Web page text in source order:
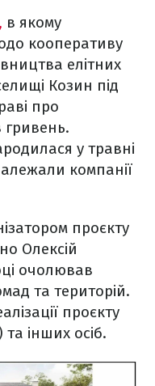
в якому
кооперативу
елітних
Козин під
про
гривень.
у травні
компанії
проєкту
Олексій
очолював
та територій.
проєкту
інших осіб.